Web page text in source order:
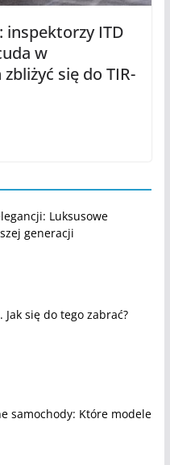
inspektorzy ITD
w
się do TIR-
Luksusowe
generacji
się do tego zabrać?
samochody: Które modele